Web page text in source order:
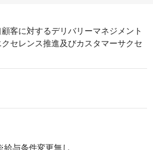
客に対するデリバリーマネジメント
セレンス推進及びカスタマーサクセ
与条件変更無し